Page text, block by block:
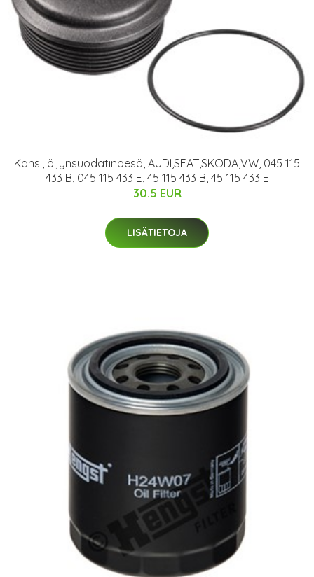
Kansi, öljynsuodatinpesä, AUDI,SEAT,SKODA,VW, 045 115
433 B, 045 115 433 E, 45 115 433 B, 45 115 433 E
30.5 EUR
LISÄTIETOJA